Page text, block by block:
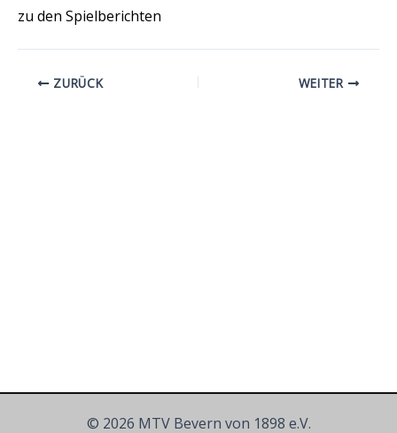
zu den Spielberichten
ZURÜCK WEITER
© 2026 MTV Bevern von 1898 e.V.